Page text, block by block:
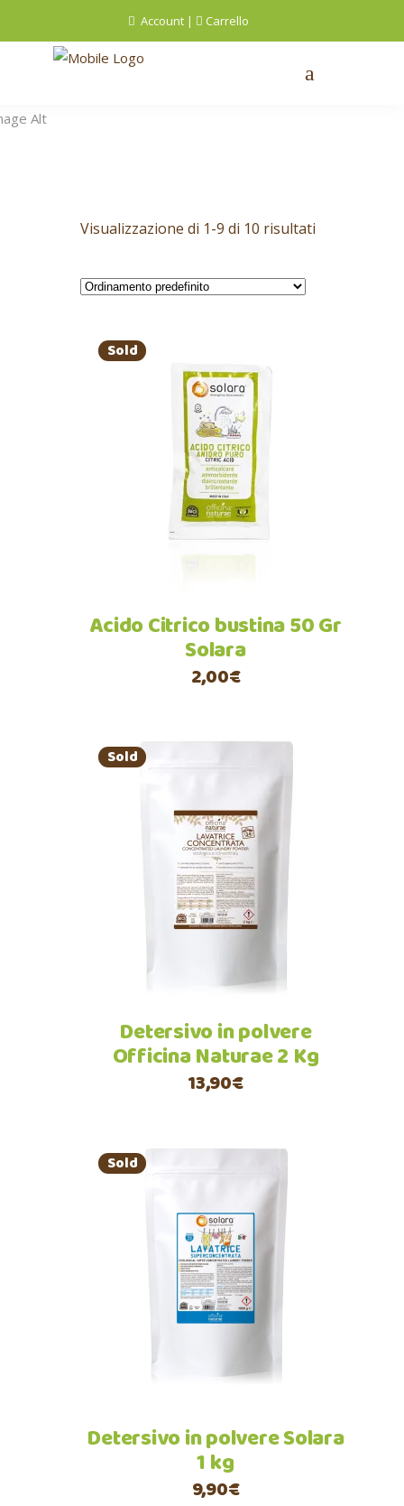
Account | Carrello
Visualizzazione di 1-9 di 10 risultati
Sold
Leggi tutto
Acido Citrico bustina 50 Gr
Solara
2,00€
Sold
Leggi tutto
Detersivo in polvere
Officina Naturae 2 Kg
13,90€
Sold
Leggi tutto
Detersivo in polvere Solara
1 kg
9,90€